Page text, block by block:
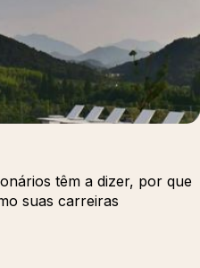
têm a dizer, por que
suas carreiras